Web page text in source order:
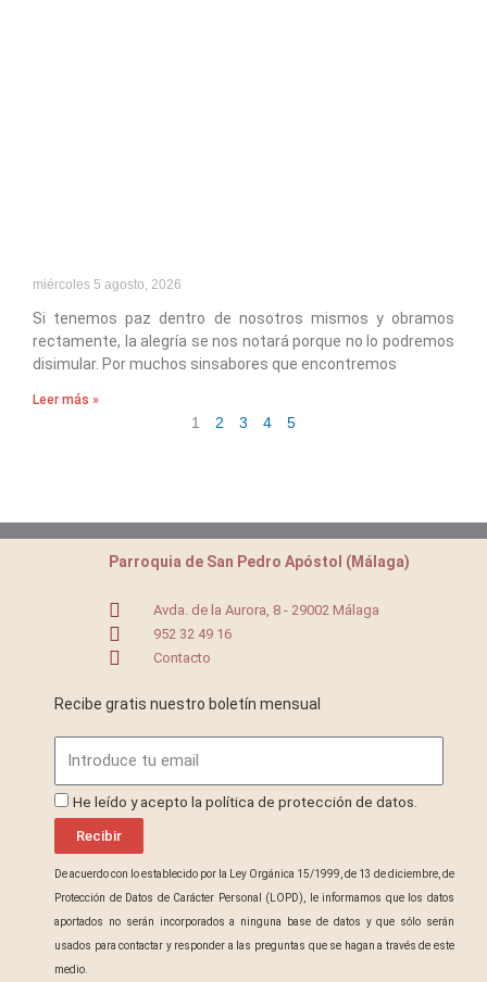
miércoles 5 agosto, 2026
Si tenemos paz dentro de nosotros mismos y obramos
rectamente, la alegría se nos notará porque no lo podremos
disimular. Por muchos sinsabores que encontremos
Leer más »
1 2 3 4 5
Parroquia de San Pedro Apóstol (Málaga)
Avda. de la Aurora, 8 - 29002 Málaga
952 32 49 16
Contacto
Recibe gratis nuestro boletín mensual
ProteccionDatos
He leído y acepto la política de protección de datos.
Recibir
De acuerdo con lo establecido por la Ley Orgánica 15/1999, de 13 de diciembre, de
Protección de Datos de Carácter Personal (LOPD), le informamos que los datos
aportados no serán incorporados a ninguna base de datos y que sólo serán
usados para contactar y responder a las preguntas que se hagan a través de este
medio.